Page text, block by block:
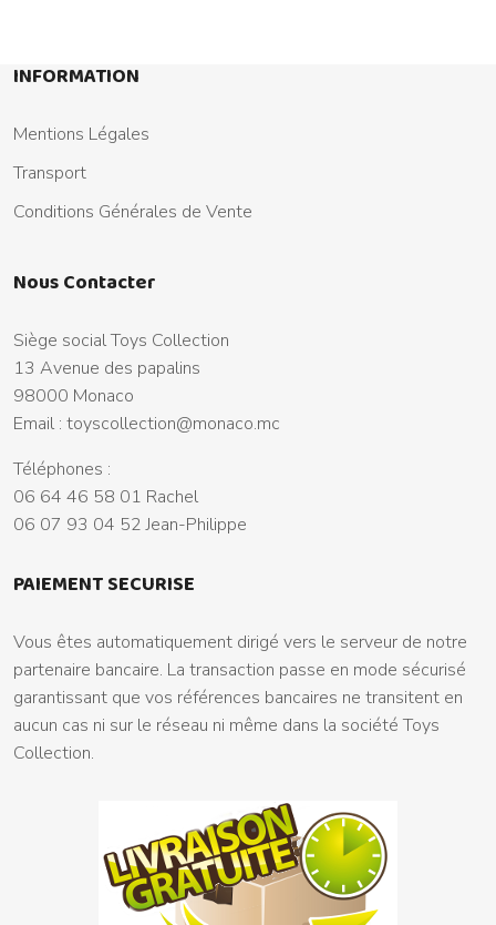
INFORMATION
Mentions Légales
Transport
Conditions Générales de Vente
Nous Contacter
Siège social Toys Collection
13 Avenue des papalins
98000 Monaco
Email : toyscollection@monaco.mc
Téléphones :
06 64 46 58 01 Rachel
06 07 93 04 52 Jean-Philippe
PAIEMENT SECURISE
Vous êtes automatiquement dirigé vers le serveur de notre
partenaire bancaire. La transaction passe en mode sécurisé
garantissant que vos références bancaires ne transitent en
aucun cas ni sur le réseau ni même dans la société Toys
Collection.